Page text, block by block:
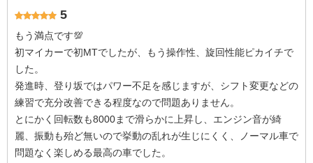
5
もう満点です💯
初マイカーで初MTでしたが、もう操作性、旋回性能ピカイチで
した。
発進時、登り坂ではパワー不足を感じますが、シフト変更などの
練習で充分改善できる程度なので問題ありません。
とにかく回転数も8000まで滑らかに上昇し、エンジン音が綺
麗、振動も殆ど無いので挙動の乱れが生じにくく、ノーマル車で
問題なく楽しめる最高の車でした。